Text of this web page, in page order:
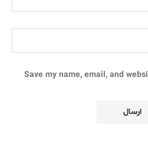
Save my name, email, and